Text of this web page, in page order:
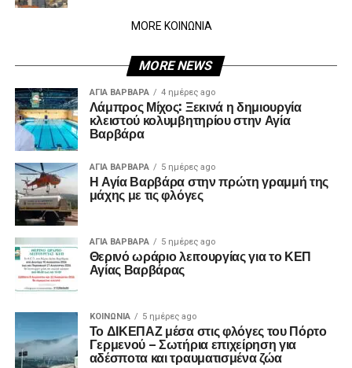
MORE ΚΟΙΝΩΝΙΑ
MORE NEWS
ΑΓΙΑ ΒΑΡΒΑΡΑ 4 ημέρες ago
Λάμπρος Μίχος: Ξεκινά η δημιουργία
κλειστού κολυμβητηρίου στην Αγία
Βαρβάρα
ΑΓΙΑ ΒΑΡΒΑΡΑ 5 ημέρες ago
Η Αγία Βαρβάρα στην πρώτη γραμμή της
μάχης με τις φλόγες
ΑΓΙΑ ΒΑΡΒΑΡΑ 5 ημέρες ago
Θερινό ωράριο λειτουργίας για το ΚΕΠ
Αγίας Βαρβάρας
ΚΟΙΝΩΝΊΑ 5 ημέρες ago
Το ΔΙΚΕΠΑΖ μέσα στις φλόγες του Πόρτο
Γερμενού – Σωτήρια επιχείρηση για
αδέσποτα και τραυματισμένα ζώα